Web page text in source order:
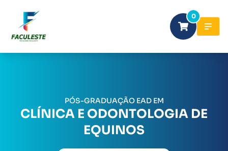
0
PÓS-GRADUAÇÃO EAD EM
CLÍNICA E ODONTOLOGIA DE
EQUINOS